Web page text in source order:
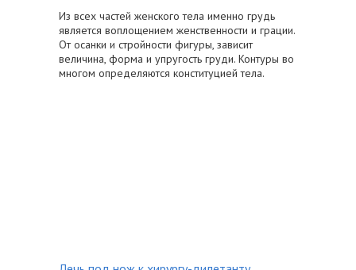
Из всех частей женского тела именно грудь
является воплощением женственности и грации.
От осанки и стройности фигуры, зависит
величина, форма и упругость груди. Контуры во
многом определяются конституцией тела.